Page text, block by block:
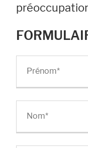
Prénom*
Nom*